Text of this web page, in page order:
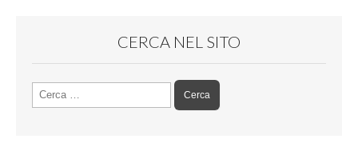
CERCA NEL SITO